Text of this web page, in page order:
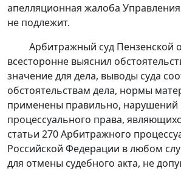
апелляционная жалоба
не подлежит.
Арбитражный суд Пензенской
всесторонне выяснил
значение для дела, выводы суда
обстоятельствам дела, нормы
применены правильно,
процессуального права,
статьи 270Арбитражного
Российской Федерации в любом
для отмены судебного акта, не